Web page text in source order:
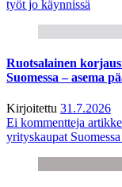
työt jo käynnissä
Ruotsalainen
Suomessa – asema
Kirjoitettu 31.7.2026
Ei kommentteja
yrityskaupat